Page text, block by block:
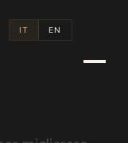
IT EN